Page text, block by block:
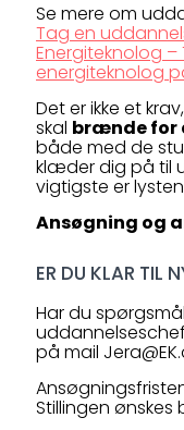
Se mere om
Tag en
Energiteknolog
energiteknolog
Det er ikke et
skal brænde for
både med de
klæder dig på til
vigtigste er
Ansøgning og
ER DU KLAR TIL
Har du
på mail
Stillingen ønskes